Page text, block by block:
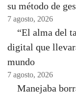
su método de
7 agosto, 2026
“El alma del
digital que
mundo
7 agosto, 2026
Manejaba